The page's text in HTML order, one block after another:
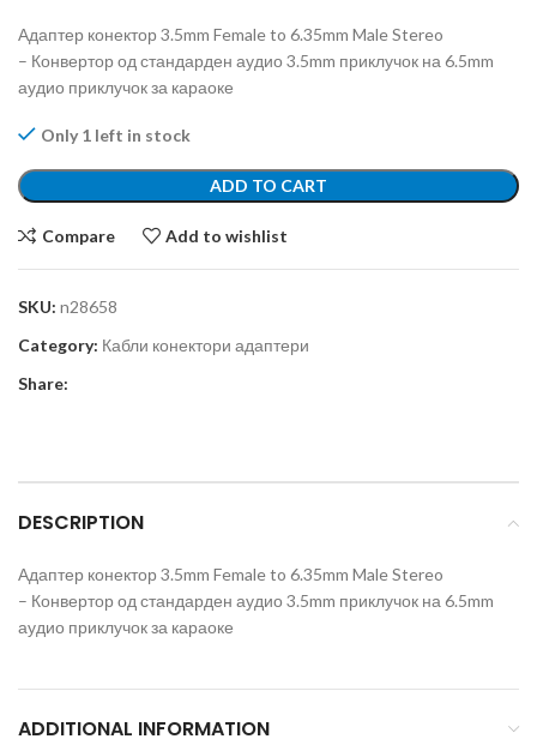
Адаптер конектор 3.5mm Female to 6.35mm Male Stereo
– Конвертор од стандарден аудио 3.5mm приклучок на 6.5mm
аудио приклучок за караоке
Only 1 left in stock
ADD TO CART
Compare Add to wishlist
SKU: n28658
Category: Кабли конектори адаптери
Share:
DESCRIPTION
Адаптер конектор 3.5mm Female to 6.35mm Male Stereo
– Конвертор од стандарден аудио 3.5mm приклучок на 6.5mm
аудио приклучок за караоке
ADDITIONAL INFORMATION